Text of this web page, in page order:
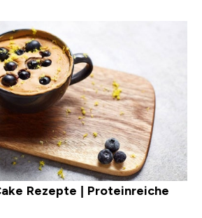
Rezepte | Proteinreiche